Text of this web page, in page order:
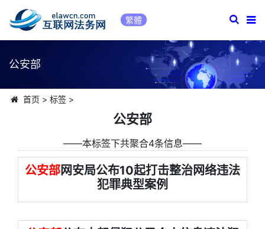
繁體
公安部
首页 > 标签>
公安部
――本标签下共聚合4条信息――
公安部网安局公布10起打击整治网络违法
犯罪典型案例